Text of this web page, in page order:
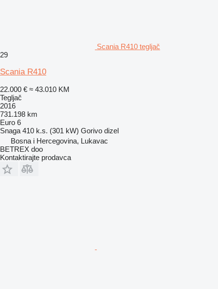
Scania R410 tegljač
29
Scania R410
22.000 € ≈ 43.010 KM
Tegljač
2016
731.198 km
Euro 6
Snaga 410 k.s. (301 kW) Gorivo dizel
Bosna i Hercegovina, Lukavac
BETREX doo
Kontaktirajte prodavca